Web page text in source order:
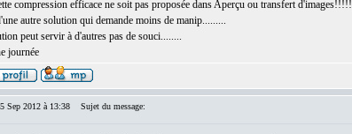
compression efficace ne soit pas proposée dans Aperçu ou transfert d'images!!!!!
autre solution qui demande moins de manip.........
peut servir à d'autres pas de souci........
journée
Sep 2012 à 13:38 Sujet du message: